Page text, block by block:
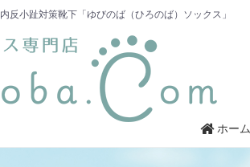
ホーム
小趾対策靴下「ゆびのば（ひろのば）ソックス」